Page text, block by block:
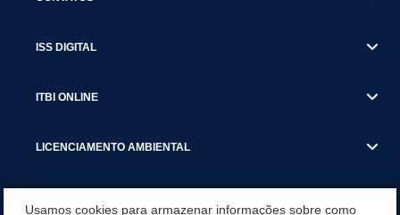
ISS DIGITAL
ITBI ONLINE
LICENCIAMENTO AMBIENTAL
Usamos cookies para armazenar informações sobre como